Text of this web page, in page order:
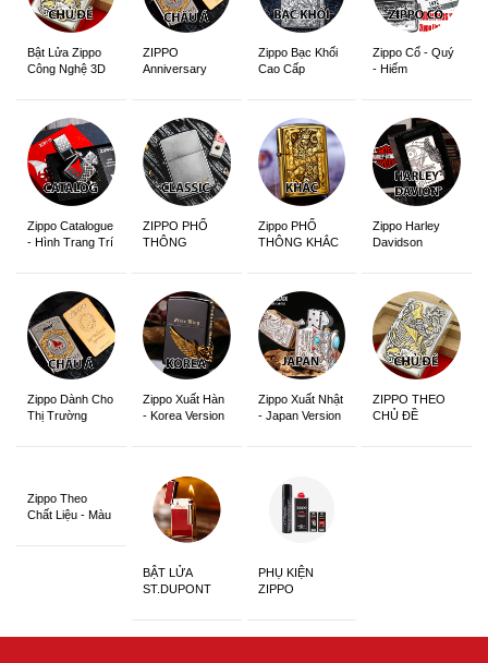
Bật Lửa Zippo
Công Nghệ 3D
ZIPPO
Anniversary
Zippo Bạc Khối
Cao Cấp
Zippo Cổ - Quý
- Hiếm
Zippo Catalogue
- Hình Trang Trí
ZIPPO PHỔ
THÔNG
Zippo PHỔ
THÔNG KHẮC
Zippo Harley
Davidson
Zippo Dành Cho
Thị Trường
Zippo Xuất Hàn
- Korea Version
Zippo Xuất Nhật
- Japan Version
ZIPPO THEO
CHỦ ĐỀ
Zippo Theo
Chất Liệu - Màu
BẬT LỬA
ST.DUPONT
PHỤ KIỆN
ZIPPO